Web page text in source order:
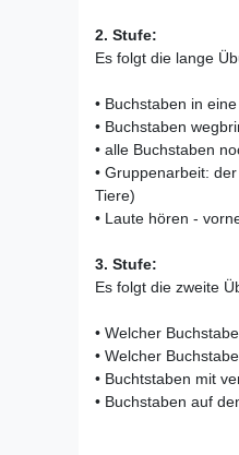
2. Stufe:
Es folgt die lange
• Buchstaben in
• Buchstaben
• alle Buchstaben
• Gruppenarbeit:
Tiere)
• Laute hören -
3. Stufe:
Es folgt die zweite
• Welcher
• Welcher
• Buchtstaben mit
• Buchstaben auf